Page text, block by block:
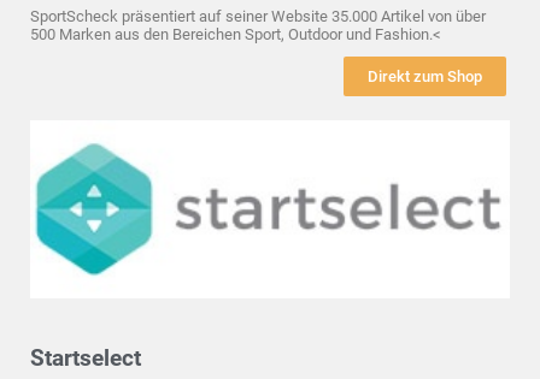
SportScheck präsentiert auf seiner Website 35.000 Artikel von über
500 Marken aus den Bereichen Sport, Outdoor und Fashion.<
Direkt zum Shop
Startselect